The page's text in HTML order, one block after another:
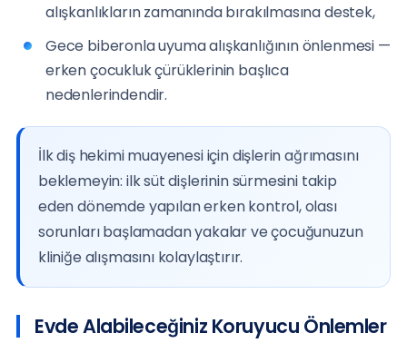
alışkanlıkların zamanında bırakılmasına destek,
Gece biberonla uyuma alışkanlığının önlenmesi —
erken çocukluk çürüklerinin başlıca
nedenlerindendir.
İlk diş hekimi muayenesi için dişlerin ağrımasını
beklemeyin: ilk süt dişlerinin sürmesini takip
eden dönemde yapılan erken kontrol, olası
sorunları başlamadan yakalar ve çocuğunuzun
kliniğe alışmasını kolaylaştırır.
Evde Alabileceğiniz Koruyucu Önlemler